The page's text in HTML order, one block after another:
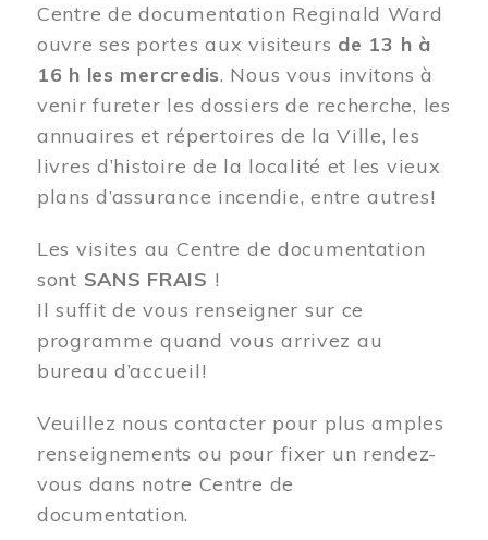
Centre de documentation Reginald Ward
ouvre ses portes aux visiteurs de 13 h à
16 h les mercredis. Nous vous invitons à
venir fureter les dossiers de recherche, les
annuaires et répertoires de la Ville, les
livres d’histoire de la localité et les vieux
plans d’assurance incendie, entre autres!
Les visites au Centre de documentation
sont SANS FRAIS !
Il suffit de vous renseigner sur ce
programme quand vous arrivez au
bureau d’accueil!
Veuillez nous contacter pour plus amples
renseignements ou pour fixer un rendez-
vous dans notre Centre de
documentation.